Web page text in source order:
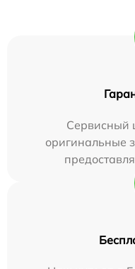
Сервисный
оригинальные